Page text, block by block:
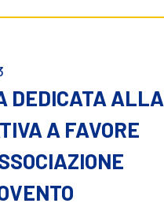
DEDICATA ALLA
A FAVORE